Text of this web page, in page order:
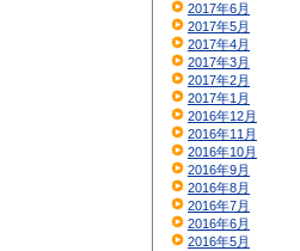
2017年6月
2017年5月
2017年4月
2017年3月
2017年2月
2017年1月
2016年12月
2016年11月
2016年10月
2016年9月
2016年8月
2016年7月
2016年6月
2016年5月